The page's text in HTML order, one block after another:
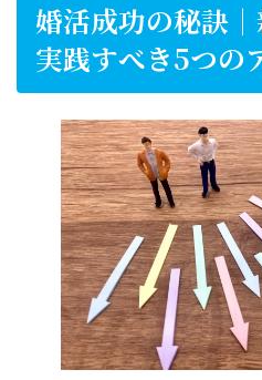
婚活成功の秘訣
実践すべき5つの